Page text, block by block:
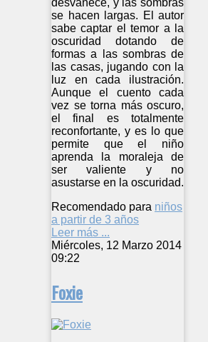
se hacen largas. El autor
sabe captar el temor a la
oscuridad dotando de
formas a las sombras de
las casas, jugando con la
luz en cada ilustración.
Aunque el cuento cada
vez se torna más oscuro,
el final es totalmente
reconfortante, y es lo que
permite que el niño
aprenda la moraleja de
ser valiente y no
asustarse en la oscuridad.
Recomendado para niños
a partir de 3 años
Leer más ...
Miércoles, 12 Marzo 2014
09:22
Foxie